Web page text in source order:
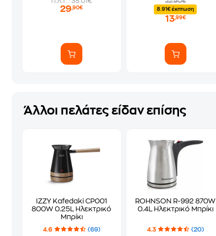
29,90€ 8.91€ έκπτωση
13,99€
Άλλοι πελάτες είδαν επίσης
IZZY Kafedaki CP001
800W 0.25L Ηλεκτρικό
Μπρίκι
4.6 (69)
ROHNSON R-992 870W
0.4L Ηλεκτρικό Μπρίκι
4.3 (20)